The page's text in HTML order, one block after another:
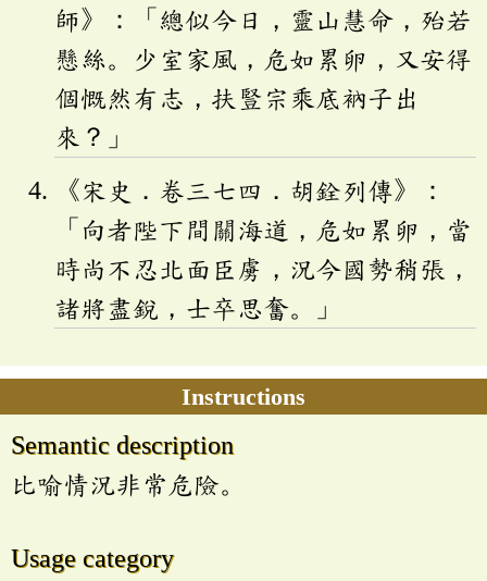
師》：「總似今日，靈山慧命，殆若
懸絲。少室家風，危如累卵，又安得
個慨然有志，扶豎宗乘底衲子出
來？」
《宋史．卷三七四．胡銓列傳》：
「向者陛下間關海道，危如累卵，當
時尚不忍北面臣虜，況今國勢稍張，
諸將盡銳，士卒思奮。」
Instructions
Semantic description
比喻情況非常危險。
Usage category